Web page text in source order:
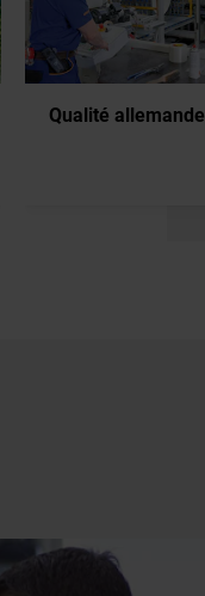
Qualité allemande